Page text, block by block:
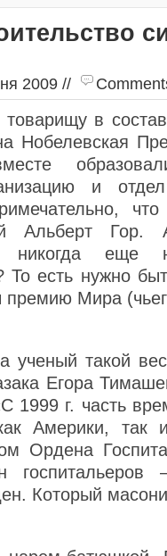
2009 //
в
Нобелевская
и
Альберт
никогда еще
То есть нужно
премию Мира
ученый такой
Егора
1999 г. часть
Америки, так
Ордена
Который